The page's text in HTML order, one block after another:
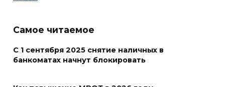
тысяч детей: в Ростовской
области продолжается
Самое читаемое
С 1 сентября 2025 снятие наличных в
банкоматах начнут блокировать